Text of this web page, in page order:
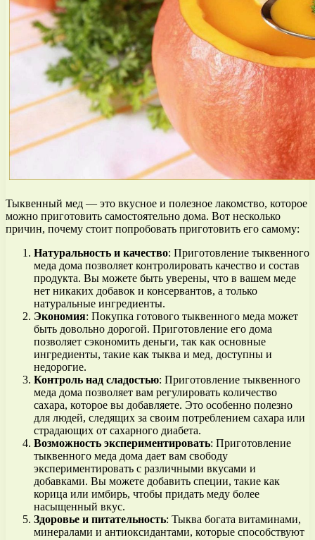
Тыквенный мед — это вкусное и полезное лакомство, которое
можно приготовить самостоятельно дома. Вот несколько
причин, почему стоит попробовать приготовить его самому:
Натуральность и качество: Приготовление тыквенного
меда дома позволяет контролировать качество и состав
продукта. Вы можете быть уверены, что в вашем меде
нет никаких добавок и консервантов, а только
натуральные ингредиенты.
Экономия: Покупка готового тыквенного меда может
быть довольно дорогой. Приготовление его дома
позволяет сэкономить деньги, так как основные
ингредиенты, такие как тыква и мед, доступны и
недорогие.
Контроль над сладостью: Приготовление тыквенного
меда дома позволяет вам регулировать количество
сахара, которое вы добавляете. Это особенно полезно
для людей, следящих за своим потреблением сахара или
страдающих от сахарного диабета.
Возможность экспериментировать: Приготовление
тыквенного меда дома дает вам свободу
экспериментировать с различными вкусами и
добавками. Вы можете добавить специи, такие как
корица или имбирь, чтобы придать меду более
насыщенный вкус.
Здоровье и питательность: Тыква богата витаминами,
минералами и антиоксидантами, которые способствуют